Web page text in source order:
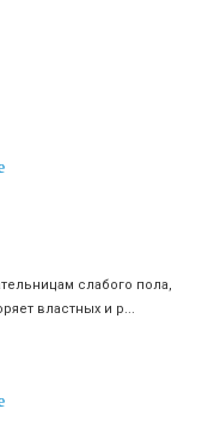
слабого пола,
властных и р...